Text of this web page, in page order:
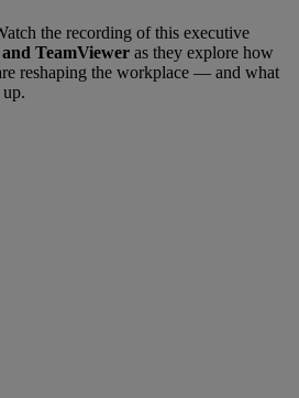
the recording of this executive
TeamViewer as they explore how
reshaping the workplace — and what